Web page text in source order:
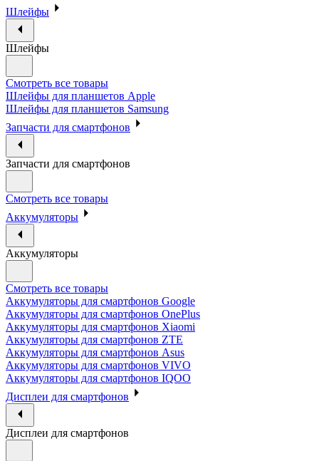
Шлейфы
Шлейфы
Смотреть все товары
Шлейфы для планшетов Apple
Шлейфы для планшетов Samsung
Запчасти для смартфонов
Запчасти для смартфонов
Смотреть все товары
Аккумуляторы
Аккумуляторы
Смотреть все товары
Аккумуляторы для смартфонов Google
Аккумуляторы для смартфонов OnePlus
Аккумуляторы для смартфонов Xiaomi
Аккумуляторы для смартфонов ZTE
Аккумуляторы для cмартфонов Asus
Аккумуляторы для смартфонов VIVO
Аккумуляторы для смартфонов IQOO
Дисплеи для смартфонов
Дисплеи для смартфонов